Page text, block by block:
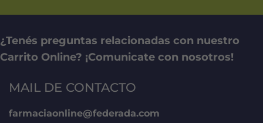
¿Tenés preguntas relacionadas con nuestro
Carrito Online? ¡Comunicate con nosotros!
MAIL DE CONTACTO
farmaciaonline@federada.com